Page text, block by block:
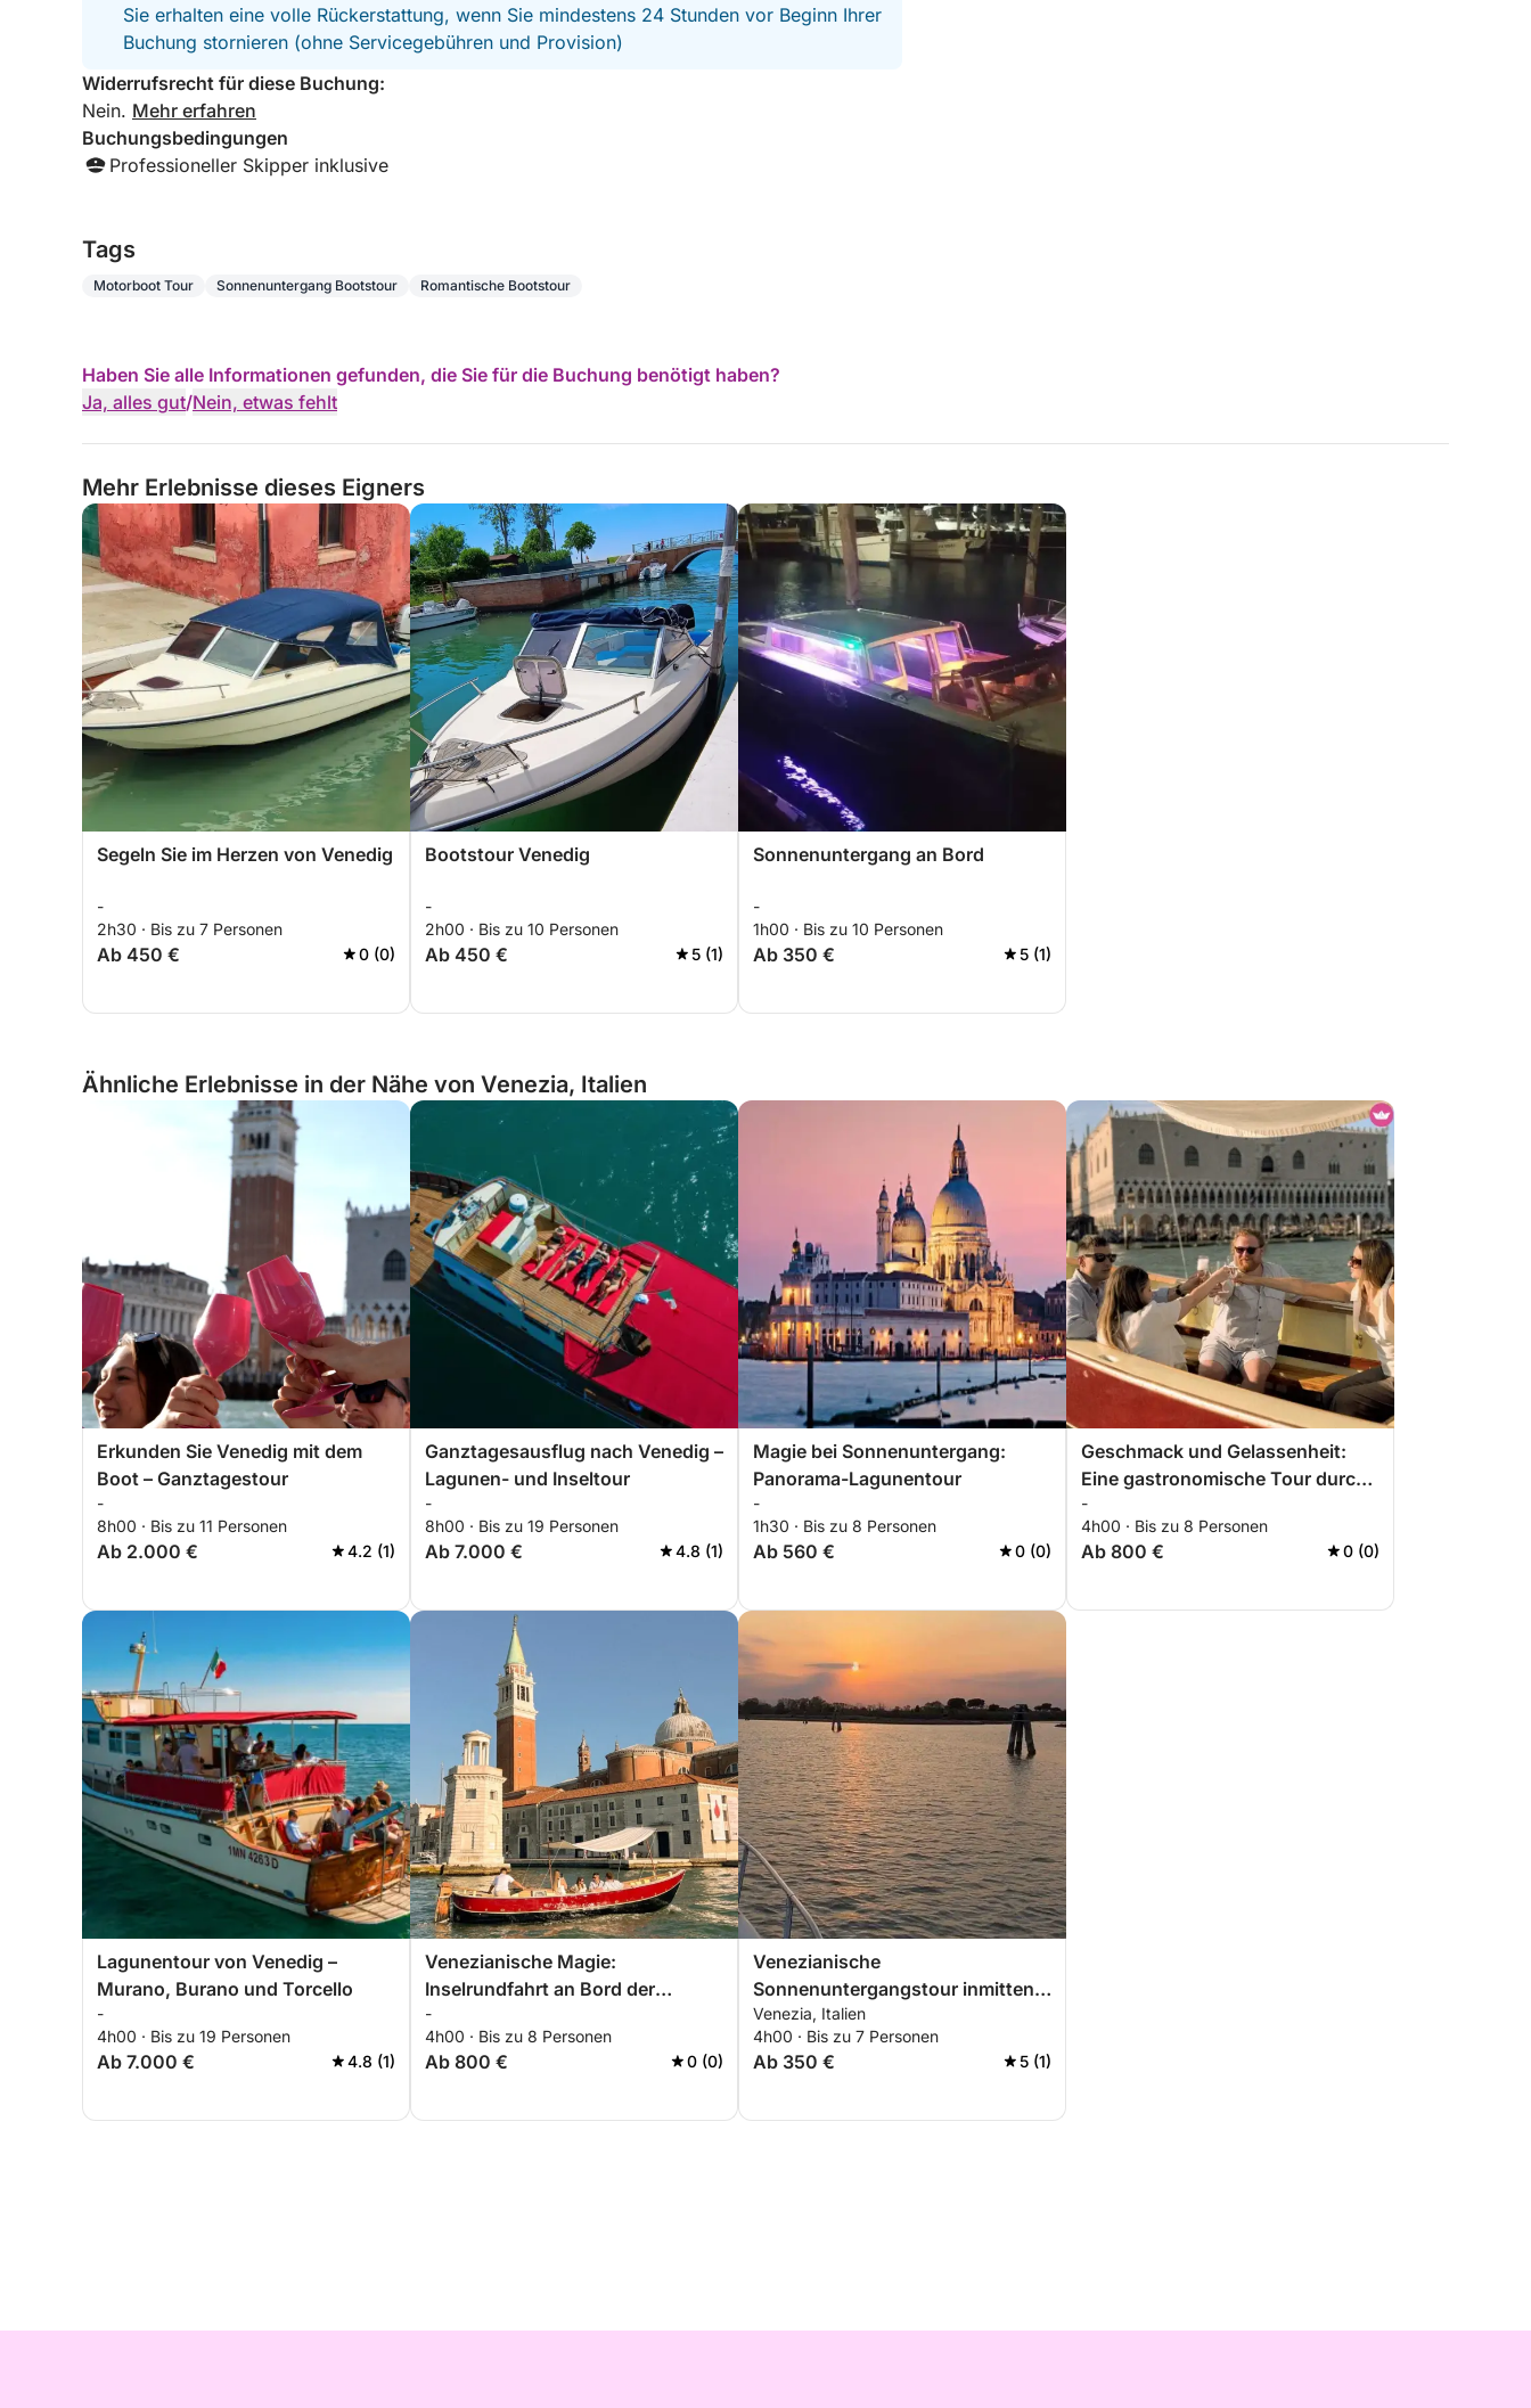
Sie erhalten eine volle Rückerstattung, wenn Sie mindestens 24 Stunden vor Beginn Ihrer
Buchung stornieren (ohne Servicegebühren und Provision)
Widerrufsrecht für diese Buchung:
Nein. Mehr erfahren
Buchungsbedingungen
Professioneller Skipper inklusive
Tags
Motorboot Tour Sonnenuntergang Bootstour Romantische Bootstour
Haben Sie alle Informationen gefunden, die Sie für die Buchung benötigt haben?
Ja, alles gut/Nein, etwas fehlt
Mehr Erlebnisse dieses Eigners
Segeln Sie im Herzen von Venedig
-
2h30 · Bis zu 7 Personen
Ab 450 € 0 (0)
Bootstour Venedig
-
2h00 · Bis zu 10 Personen
Ab 450 € 5 (1)
Sonnenuntergang an Bord
-
1h00 · Bis zu 10 Personen
Ab 350 € 5 (1)
Ähnliche Erlebnisse in der Nähe von Venezia, Italien
Erkunden Sie Venedig mit dem
Boot – Ganztagestour
-
8h00 · Bis zu 11 Personen
Ab 2.000 € 4.2 (1)
Ganztagesausflug nach Venedig –
Lagunen- und Inseltour
-
8h00 · Bis zu 19 Personen
Ab 7.000 € 4.8 (1)
Magie bei Sonnenuntergang:
Panorama-Lagunentour
-
1h30 · Bis zu 8 Personen
Ab 560 € 0 (0)
Geschmack und Gelassenheit:
Eine gastronomische Tour durch
Sant'Erasmo
-
4h00 · Bis zu 8 Personen
Ab 800 € 0 (0)
Lagunentour von Venedig –
Murano, Burano und Torcello
-
4h00 · Bis zu 19 Personen
Ab 7.000 € 4.8 (1)
Venezianische Magie:
Inselrundfahrt an Bord der
Tortuga
-
4h00 · Bis zu 8 Personen
Ab 800 € 0 (0)
Venezianische
Sonnenuntergangstour inmitten
der Laguneninseln
Venezia, Italien
4h00 · Bis zu 7 Personen
Ab 350 € 5 (1)